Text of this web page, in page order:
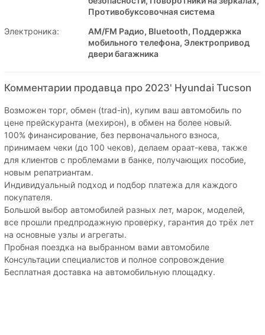
Противобуксовочная система
Электроника:
AM/FM Радио, Bluetooth, Поддержка
мобильного телефона, Электропривод
двери багажника
Комментарии продавца про 2023' Hyundai Tucson
Возможен торг, обмен (trad-in), купим ваш автомобиль по
цене прейскуранта (мехирон), в обмен на более новый.
100% финансирование, без первоначального взноса,
принимаем чеки (до 100 чеков), делаем ораат-кева, также
для клиентов с проблемами в банке, получающих пособие,
новым репатриантам.
Индивидуальный подход и подбор платежа для каждого
покупателя.
Большой выбор автомобилей разных лет, марок, моделей,
все прошли предпродажную проверку, гарантия до трёх лет
на основные узлы и агрегаты.
Пробная поездка на выбранном вами автомобиле
Консультации специалистов и полное сопровождение
Бесплатная доставка на автомобильную площадку.